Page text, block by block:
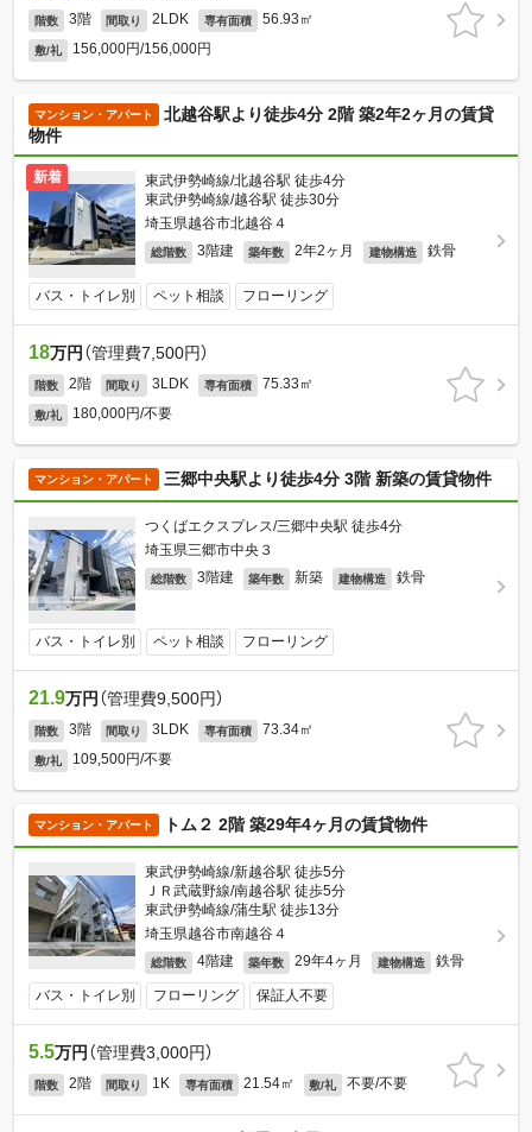
階数 3階 間取り 2LDK 専有面積 56.93㎡
敷/礼 156,000円/156,000円
マンション・アパート
北越谷駅より徒歩4分 2階 築2年2ヶ月の賃貸
物件
新着
東武伊勢崎線/北越谷駅 徒歩4分
東武伊勢崎線/越谷駅 徒歩30分
埼玉県越谷市北越谷４
総階数 3階建 築年数 2年2ヶ月 建物構造 鉄骨
バス・トイレ別 ペット相談 フローリング
18万円 （管理費7,500円）
階数 2階 間取り 3LDK 専有面積 75.33㎡
敷/礼 180,000円/不要
マンション・アパート 三郷中央駅より徒歩4分 3階 新築の賃貸物件
つくばエクスプレス/三郷中央駅 徒歩4分
埼玉県三郷市中央３
総階数 3階建 築年数 新築 建物構造 鉄骨
バス・トイレ別 ペット相談 フローリング
21.9万円 （管理費9,500円）
階数 3階 間取り 3LDK 専有面積 73.34㎡
敷/礼 109,500円/不要
マンション・アパート トム２ 2階 築29年4ヶ月の賃貸物件
東武伊勢崎線/新越谷駅 徒歩5分
ＪＲ武蔵野線/南越谷駅 徒歩5分
東武伊勢崎線/蒲生駅 徒歩13分
埼玉県越谷市南越谷４
総階数 4階建 築年数 29年4ヶ月 建物構造 鉄骨
バス・トイレ別 フローリング 保証人不要
5.5万円 （管理費3,000円）
階数 2階 間取り 1K 専有面積 21.54㎡ 敷/礼 不要/不要